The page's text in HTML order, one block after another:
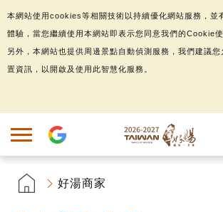
好湯商家
本網站使用cookies等相關技術以持續優化網站服務，並
體驗，當您繼續使用本網站即表示您同意我們的Cookie使
另外，本網站也提供周邊景點自動偵測服務，我們建議
置資訊，以開啟及使用此智慧化服務。